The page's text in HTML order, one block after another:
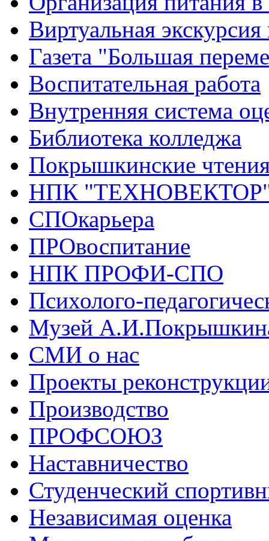
Виртуальная
Газета "Большая
Воспитательная работа
Внутренняя система
Библиотека колледжа
Покрышкинские
НПК
СПОкарьера
ПРОвоспитание
НПК ПРОФИ-СПО
Психолого-
Музей
СМИ о нас
Проекты
Производство
ПРОФСОЮЗ
Наставничество
Студенческий
Независимая оценка